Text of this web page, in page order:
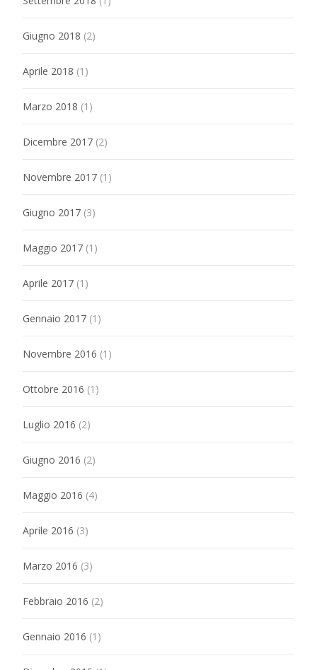
Giugno 2018 (2)
Aprile 2018 (1)
Marzo 2018 (1)
Dicembre 2017 (2)
Novembre 2017 (1)
Giugno 2017 (3)
Maggio 2017 (1)
Aprile 2017 (1)
Gennaio 2017 (1)
Novembre 2016 (1)
Ottobre 2016 (1)
Luglio 2016 (2)
Giugno 2016 (2)
Maggio 2016 (4)
Aprile 2016 (3)
Marzo 2016 (3)
Febbraio 2016 (2)
Gennaio 2016 (1)